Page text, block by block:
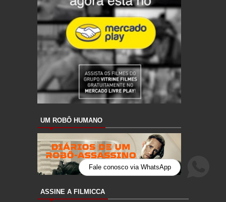
Fale conosco via WhatsApp
UM ROBÔ HUMANO
ASSINE A FILMICCA